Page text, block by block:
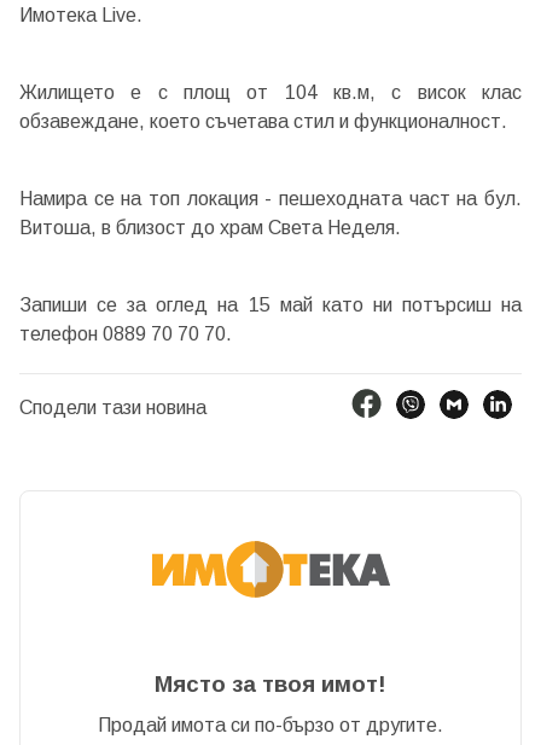
Имотека Live.
Жилището е с площ от 104 кв.м, с висок клас
обзавеждане, което съчетава стил и функционалност.
Намира се на топ локация - пешеходната част на бул.
Витоша, в близост до храм Света Неделя.
Запиши се за оглед на 15 май като ни потърсиш на
телефон 0889 70 70 70.
Сподели тази новина
Място за твоя имот!
Продай имота си по-бързо от другите.